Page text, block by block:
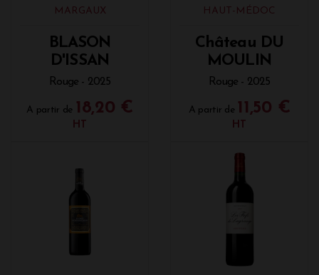
MARGAUX
BLASON
D'ISSAN
Rouge - 2025
A partir de 18,20 €
HT
HAUT-MÉDOC
Château DU
MOULIN
Rouge - 2025
A partir de 11,50 €
HT